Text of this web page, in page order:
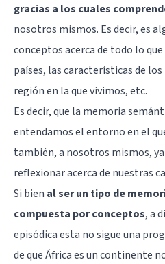
gracias a los cuales
nosotros mismos. Es decir, es
conceptos acerca de todo lo
países, las características de
región en la que vivimos, etc.
Es decir, que la memoria
entendamos el entorno en el
también, a nosotros mismos,
reflexionar acerca de nuestras
Si bien al ser un tipo de
compuesta por conceptos, a
episódica esta no sigue una
de que África es un continente